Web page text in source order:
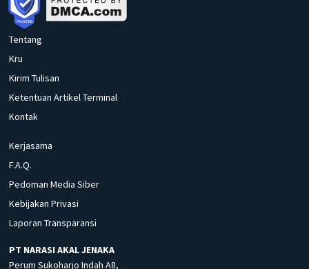
Tentang
Kru
Kirim Tulisan
Ketentuan Artikel Terminal
Kontak
Kerjasama
F.A.Q.
Pedoman Media Siber
Kebijakan Privasi
Laporan Transparansi
PT NARASI AKAL JENAKA
Perum Sukoharjo Indah A8,